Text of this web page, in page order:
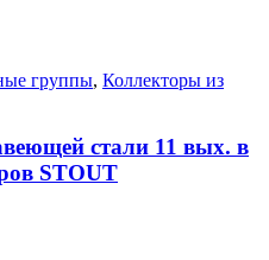
группы, Коллекторы из
стали 11 вых. в
STOUT